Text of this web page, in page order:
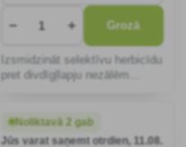
− + Grozā
Izsmidzināt selektīvu herbicīdu
pret divdīgļlapju nezālēm
Noliktavā 2 gab
Jūs varat saņemt otrdien, 11.08.